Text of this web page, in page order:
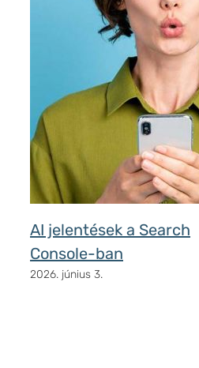
AI jelentések a Search
Console-ban
2026. június 3.